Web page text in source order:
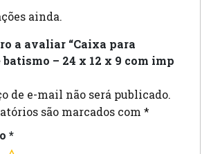
ainda.
a avaliar “Caixa para
– 24 x 12 x 9 com imp
de e-mail não será publicado.
são marcados com *
*